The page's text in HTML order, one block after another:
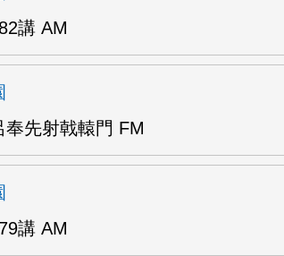
講 AM
奉先射戟轅門 FM
講 AM